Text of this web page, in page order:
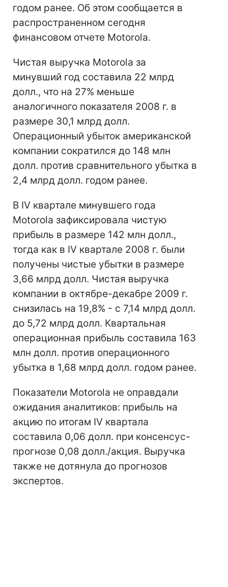
годом ранее. Об этом сообщается в
распространенном сегодня
финансовом отчете Motorola.
Чистая выручка Motorola за
минувший год составила 22 млрд
долл., что на 27% меньше
аналогичного показателя 2008 г. в
размере 30,1 млрд долл.
Операционный убыток американской
компании сократился до 148 млн
долл. против сравнительного убытка в
2,4 млрд долл. годом ранее.
В IV квартале минувшего года
Motorola зафиксировала чистую
прибыль в размере 142 млн долл.,
тогда как в IV квартале 2008 г. были
получены чистые убытки в размере
3,66 млрд долл. Чистая выручка
компании в октябре-декабре 2009 г.
снизилась на 19,8% - с 7,14 млрд долл.
до 5,72 млрд долл. Квартальная
операционная прибыль составила 163
млн долл. против операционного
убытка в 1,68 млрд долл. годом ранее.
Показатели Motorola не оправдали
ожидания аналитиков: прибыль на
акцию по итогам IV квартала
составила 0,06 долл. при консенсус-
прогнозе 0,08 долл./акция. Выручка
также не дотянула до прогнозов
экспертов.